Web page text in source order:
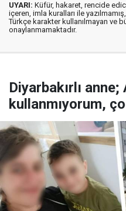
UYARI: Küfür, hakaret, rencide
içeren, imla kuralları ile yazılmamış,
Türkçe karakter kullanılmayan ve
onaylanmamaktadır.
Diyarbakırlı
kullanmıyorum,